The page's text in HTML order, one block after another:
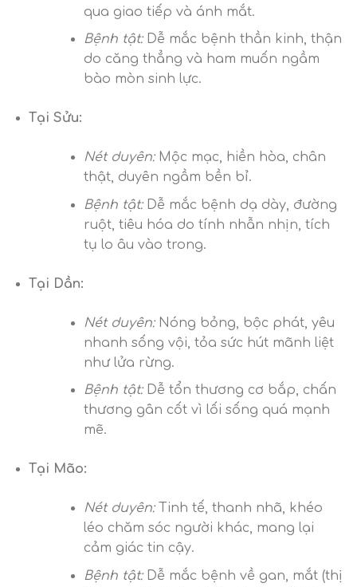
qua giao tiếp và ánh mắt.
Bệnh tật:Dễ mắc bệnh thần kinh, thận
do căng thẳng và ham muốn ngầm
bào mòn sinh lực.
Tại Sửu:
Nét duyên:Mộc mạc, hiền hòa, chân
thật, duyên ngầm bền bỉ.
Bệnh tật:Dễ mắc bệnh dạ dày, đường
ruột, tiêu hóa do tính nhẫn nhịn, tích
tụ lo âu vào trong.
Tại Dần:
Nét duyên:Nóng bỏng, bộc phát, yêu
nhanh sống vội, tỏa sức hút mãnh liệt
như lửa rừng.
Bệnh tật:Dễ tổn thương cơ bắp, chấn
thương gân cốt vì lối sống quá mạnh
mẽ.
Tại Mão:
Nét duyên:Tinh tế, thanh nhã, khéo
léo chăm sóc người khác, mang lại
cảm giác tin cậy.
Bệnh tật:Dễ mắc bệnh về gan, mắt (thị